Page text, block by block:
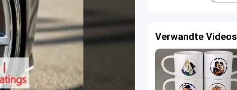
Verwandte Videos